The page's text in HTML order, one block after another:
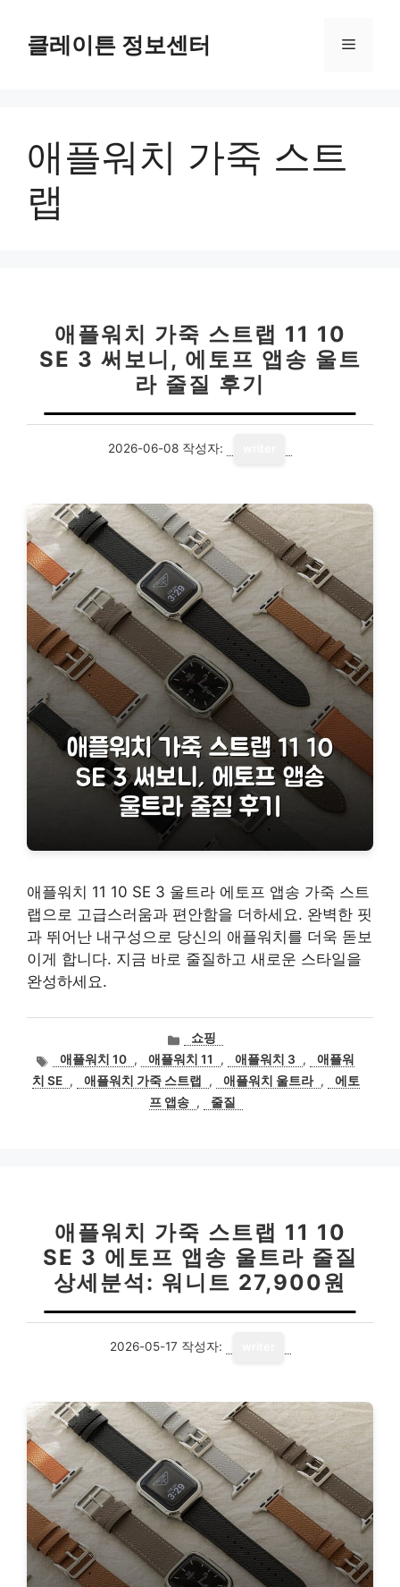
클레이튼 정보센터 메
애플워치 가죽 스트
랩
애플워치 가죽 스트랩 11 10
SE 3 써보니, 에토프 앱송 울트
라 줄질 후기
2026-06-08 작성자:
애플워치 11 10 SE 3 울트라 에토프 앱송 가죽 스트
랩으로 고급스러움과 편안함을 더하세요. 완벽한 핏
과 뛰어난 내구성으로 당신의 애플워치를 더욱 돋보
이게 합니다. 지금 바로 줄질하고 새로운 스타일을
완성하세요.
카
테
고
리
쇼핑
태
그
애플워치 10 , 애플워치 11 , 애플워치 3 ,
애플워
치 SE , 애플워치 가죽 스트랩 , 애플워치 울트라 ,
에토
프 앱송 , 줄질
애플워치 가죽 스트랩 11 10
SE 3 에토프 앱송 울트라 줄질
상세분석: 워니트 27,900원
2026-05-17 작성자: